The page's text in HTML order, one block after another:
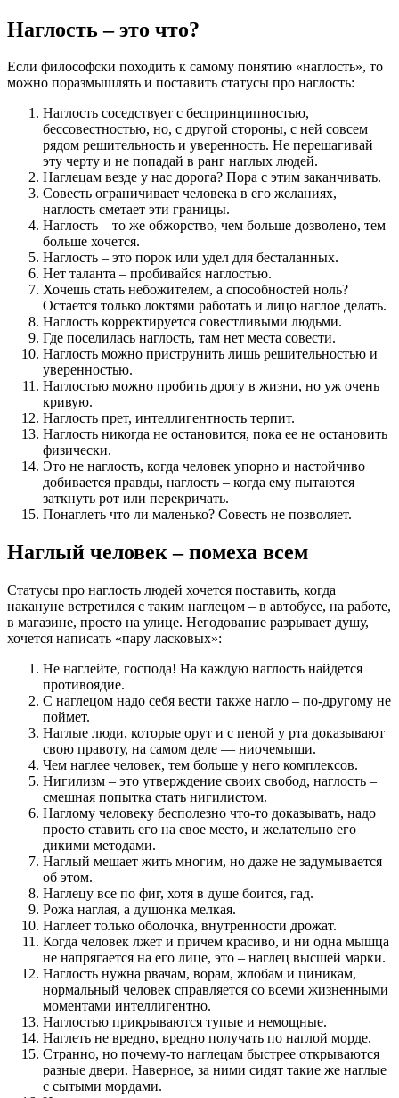
Наглость – это что?
Если философски походить к самому понятию «наглость», то
можно поразмышлять и поставить статусы про наглость:
Наглость соседствует с беспринципностью,
бессовестностью, но, с другой стороны, с ней совсем
рядом решительность и уверенность. Не перешагивай
эту черту и не попадай в ранг наглых людей.
Наглецам везде у нас дорога? Пора с этим заканчивать.
Совесть ограничивает человека в его желаниях,
наглость сметает эти границы.
Наглость – то же обжорство, чем больше дозволено, тем
больше хочется.
Наглость – это порок или удел для бесталанных.
Нет таланта – пробивайся наглостью.
Хочешь стать небожителем, а способностей ноль?
Остается только локтями работать и лицо наглое делать.
Наглость корректируется совестливыми людьми.
Где поселилась наглость, там нет места совести.
Наглость можно приструнить лишь решительностью и
уверенностью.
Наглостью можно пробить дрогу в жизни, но уж очень
кривую.
Наглость прет, интеллигентность терпит.
Наглость никогда не остановится, пока ее не остановить
физически.
Это не наглость, когда человек упорно и настойчиво
добивается правды, наглость – когда ему пытаются
заткнуть рот или перекричать.
Понаглеть что ли маленько? Совесть не позволяет.
Наглый человек – помеха всем
Статусы про наглость людей хочется поставить, когда
накануне встретился с таким наглецом – в автобусе, на работе,
в магазине, просто на улице. Негодование разрывает душу,
хочется написать «пару ласковых»:
Не наглейте, господа! На каждую наглость найдется
противоядие.
С наглецом надо себя вести также нагло – по-другому не
поймет.
Наглые люди, которые орут и с пеной у рта доказывают
свою правоту, на самом деле — ниочемыши.
Чем наглее человек, тем больше у него комплексов.
Нигилизм – это утверждение своих свобод, наглость –
смешная попытка стать нигилистом.
Наглому человеку бесполезно что-то доказывать, надо
просто ставить его на свое место, и желательно его
дикими методами.
Наглый мешает жить многим, но даже не задумывается
об этом.
Наглецу все по фиг, хотя в душе боится, гад.
Рожа наглая, а душонка мелкая.
Наглеет только оболочка, внутренности дрожат.
Когда человек лжет и причем красиво, и ни одна мышца
не напрягается на его лице, это – наглец высшей марки.
Наглость нужна рвачам, ворам, жлобам и циникам,
нормальный человек справляется со всеми жизненными
моментами интеллигентно.
Наглостью прикрываются тупые и немощные.
Наглеть не вредно, вредно получать по наглой морде.
Странно, но почему-то наглецам быстрее открываются
разные двери. Наверное, за ними сидят такие же наглые
с сытыми мордами.